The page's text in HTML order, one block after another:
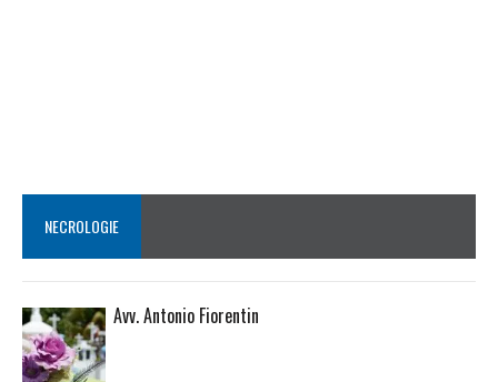
NECROLOGIE
Avv. Antonio Fiorentin